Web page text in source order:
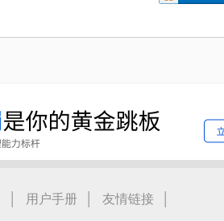
| 用户手册 | 友情链接 |